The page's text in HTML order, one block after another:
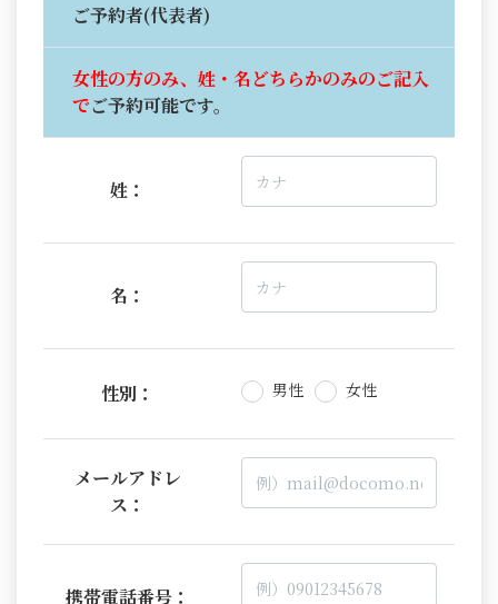
ご予約者(代表者)
女性の方のみ、姓・名どちらかのみのご記入
でご予約可能です。
姓：
名：
性別： 男性 女性
メールアドレ
ス：
携帯電話番号：